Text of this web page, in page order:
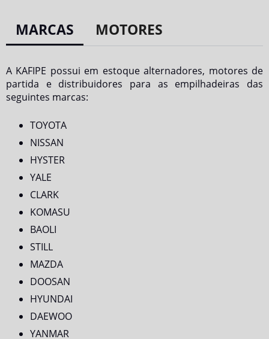
MARCAS MOTORES
A KAFIPE possui em estoque alternadores, motores de
partida e distribuidores para as empilhadeiras das
seguintes marcas:
TOYOTA
NISSAN
HYSTER
YALE
CLARK
KOMASU
BAOLI
STILL
MAZDA
DOOSAN
HYUNDAI
DAEWOO
YANMAR